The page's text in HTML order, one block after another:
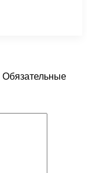
Обязательные